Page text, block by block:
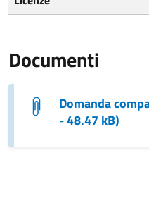
Documenti
Domanda
- 48.47 kB)